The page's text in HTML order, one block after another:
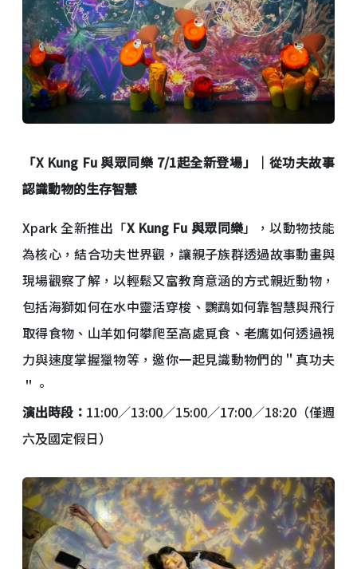
「X Kung Fu 與眾同樂 7/1起全新登場」｜從功夫故事
認識動物的生存智慧
Xpark 全新推出「X Kung Fu 與眾同樂」，以動物技能
為核心，結合功夫世界觀，讓親子族群透過故事動畫與
現場觀察了解，以輕鬆又富教育意涵的方式親近動物，
包括海獅如何在水中靈活穿梭、鸚鵡如何靠智慧與飛行
取得食物、山羊如何攀爬至高處覓食、老鷹如何透過視
力與速度掌握獵物等，邀你一起見識動物們的＂真功夫
＂。
演出時段： 11:00／13:00／15:00／17:00／18:20（僅週
六及國定假日）